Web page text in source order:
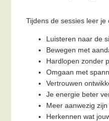
Tijdens de sessies leer je
Luisteren naar de
Bewegen met
Hardlopen zonder
Omgaan met
Vertrouwen
Je energie beter
Meer aanwezig
Herkennen wat